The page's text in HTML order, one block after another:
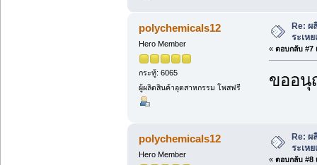
polychemicals12
Hero Member
กระทู้: 6065
ผู้ผลิตสินค้าอุตสาหกรรม โพสฟรี
Re: ผ
ระเห
« ตอบกลับ #7
ขออนุ
polychemicals12
Hero Member
Re: ผ
ระเห
« ตอบกลับ #8